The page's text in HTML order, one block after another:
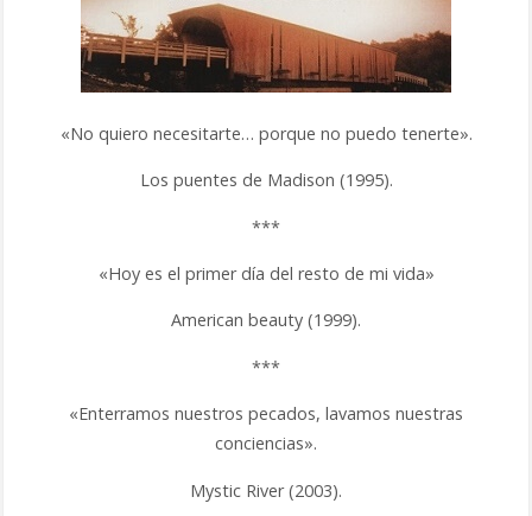
«No quiero necesitarte… porque no puedo tenerte».
Los puentes de Madison (1995).
***
«Hoy es el primer día del resto de mi vida»
American beauty (1999).
***
«Enterramos nuestros pecados, lavamos nuestras
conciencias».
Mystic River (2003).